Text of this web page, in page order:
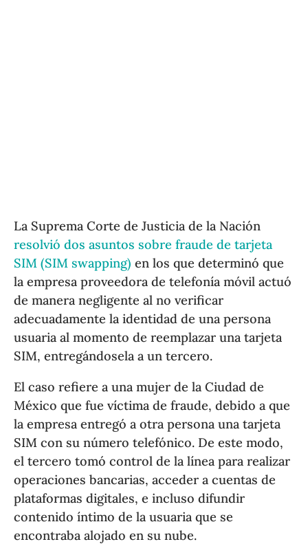
La Suprema Corte de Justicia de la Nación
resolvió dos asuntos sobre fraude de tarjeta
SIM (SIM swapping) en los que determinó que
la empresa proveedora de telefonía móvil actuó
de manera negligente al no verificar
adecuadamente la identidad de una persona
usuaria al momento de reemplazar una tarjeta
SIM, entregándosela a un tercero.
El caso refiere a una mujer de la Ciudad de
México que fue víctima de fraude, debido a que
la empresa entregó a otra persona una tarjeta
SIM con su número telefónico. De este modo,
el tercero tomó control de la línea para realizar
operaciones bancarias, acceder a cuentas de
plataformas digitales, e incluso difundir
contenido íntimo de la usuaria que se
encontraba alojado en su nube.